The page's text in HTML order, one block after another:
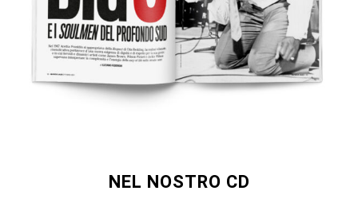
NEL NOSTRO CD